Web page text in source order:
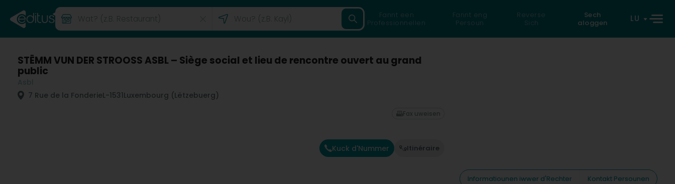
Fannt een
Professionnellen
Fannt eng
Persoun
Reverse
Sich
Sech
aloggen
LU
STËMM VUN DER STROOSS ASBL – Siège social et lieu de rencontre ouvert au grand
public
7 Rue de la FonderieL-1531Luxembourg (Lëtzebuerg)
Kuck d'Nummer Itinéraire
Fax uweisen
Informatiounen iwwer d'Rechter
Kontakt Persounen